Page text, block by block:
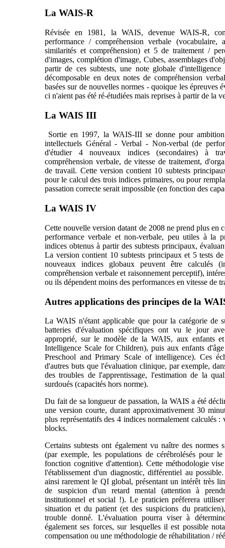
La WAIS-R
Révisée en 1981, la WAIS, devenue WAIS-R,
performance / compréhension verbale (vocabulaire,
similarités et compréhension) et 5 de traitement /
d'images, complétion d'image, Cubes, assemblages
partir de ces subtests, une note globale
décomposable en deux notes de compréhension
basées sur de nouvelles normes - quoique les épreuves
ci n'aient pas été ré-étudiées mais reprises à partir de la
La WAIS III
Sortie en 1997, la WAIS-III se donne pour
intellectuels Général - Verbal - Non-verbal (de
d'étudier 4 nouveaux indices (secondaires) à
compréhension verbale, de vitesse de traitement,
de travail. Cette version contient 10 subtests
pour le calcul des trois indices primaires, ou pour
passation correcte serait impossible (en fonction des
La WAIS IV
Cette nouvelle version datant de 2008 ne prend plus en
performance verbale et non-verbale, peu utiles à la
indices obtenus à partir des subtests principaux,
La version contient 10 subtests principaux et 5 tests
nouveaux indices globaux peuvent être calculés
compréhension verbale et raisonnement perceptif),
ou ils dépendent moins des performances en vitesse de
Autres applications des principes de la
La WAIS n'étant applicable que pour la catégorie de
batteries d'évaluation spécifiques ont vu le jour
approprié, sur le modèle de la WAIS, aux enfants
Intelligence Scale for Children), puis aux enfants
Preschool and Primary Scale of intelligence). Ces
d'autres buts que l'évaluation clinique, par exemple,
des troubles de l'apprentissage, l'estimation de la
surdoués (capacités hors norme).
Du fait de sa longueur de passation, la WAIS a été
une version courte, durant approximativement 30
plus représentatifs des 4 indices normalement calculés
blocks.
Certains subtests ont également vu naître des normes
(par exemple, les populations de cérébrolésés pour
fonction cognitive d'attention). Cette méthodologie
l'établissement d'un diagnostic, différentiel au
ainsi rarement le QI global, présentant un intérêt très
de suspicion d'un retard mental (attention à
institutionnel et social !). Le praticien préferera
situation et du patient (et des suspicions du
trouble donné. L'évaluation pourra viser à
également ses forces, sur lesquelles il est possible
compensation ou une méthodologie de réhabilitation /